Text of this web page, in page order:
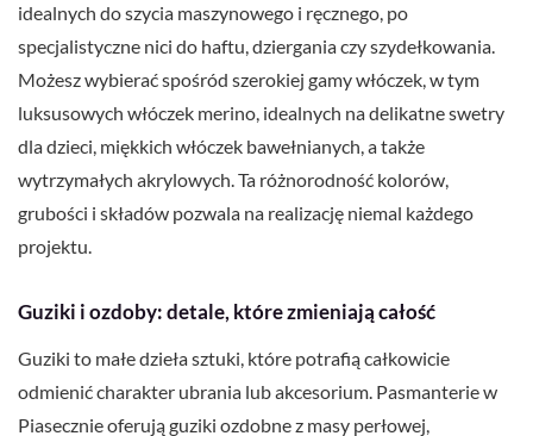
idealnych do szycia maszynowego i ręcznego, po
specjalistyczne nici do haftu, dziergania czy szydełkowania.
Możesz wybierać spośród szerokiej gamy włóczek, w tym
luksusowych włóczek merino, idealnych na delikatne swetry
dla dzieci, miękkich włóczek bawełnianych, a także
wytrzymałych akrylowych. Ta różnorodność kolorów,
grubości i składów pozwala na realizację niemal każdego
projektu.
Guziki i ozdoby: detale, które zmieniają całość
Guziki to małe dzieła sztuki, które potrafią całkowicie
odmienić charakter ubrania lub akcesorium. Pasmanterie w
Piasecznie oferują guziki ozdobne z masy perłowej,